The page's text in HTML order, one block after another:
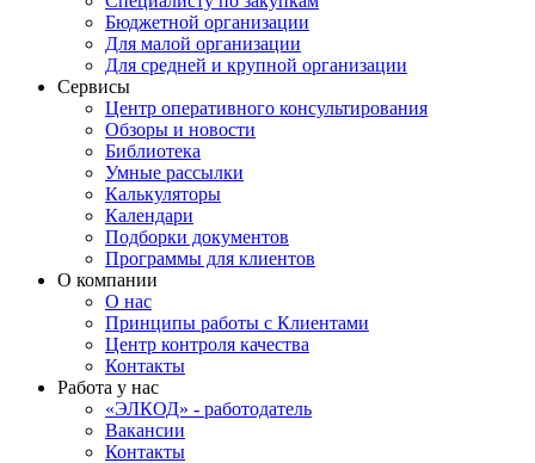
Бюджетной организации
Для малой организации
Для средней и крупной организации
Сервисы
Центр оперативного консультирования
Обзоры и новости
Библиотека
Умные рассылки
Калькуляторы
Календари
Подборки документов
Программы для клиентов
О компании
О нас
Принципы работы с Клиентами
Центр контроля качества
Контакты
Работа у нас
«ЭЛКОД» - работодатель
Вакансии
Контакты